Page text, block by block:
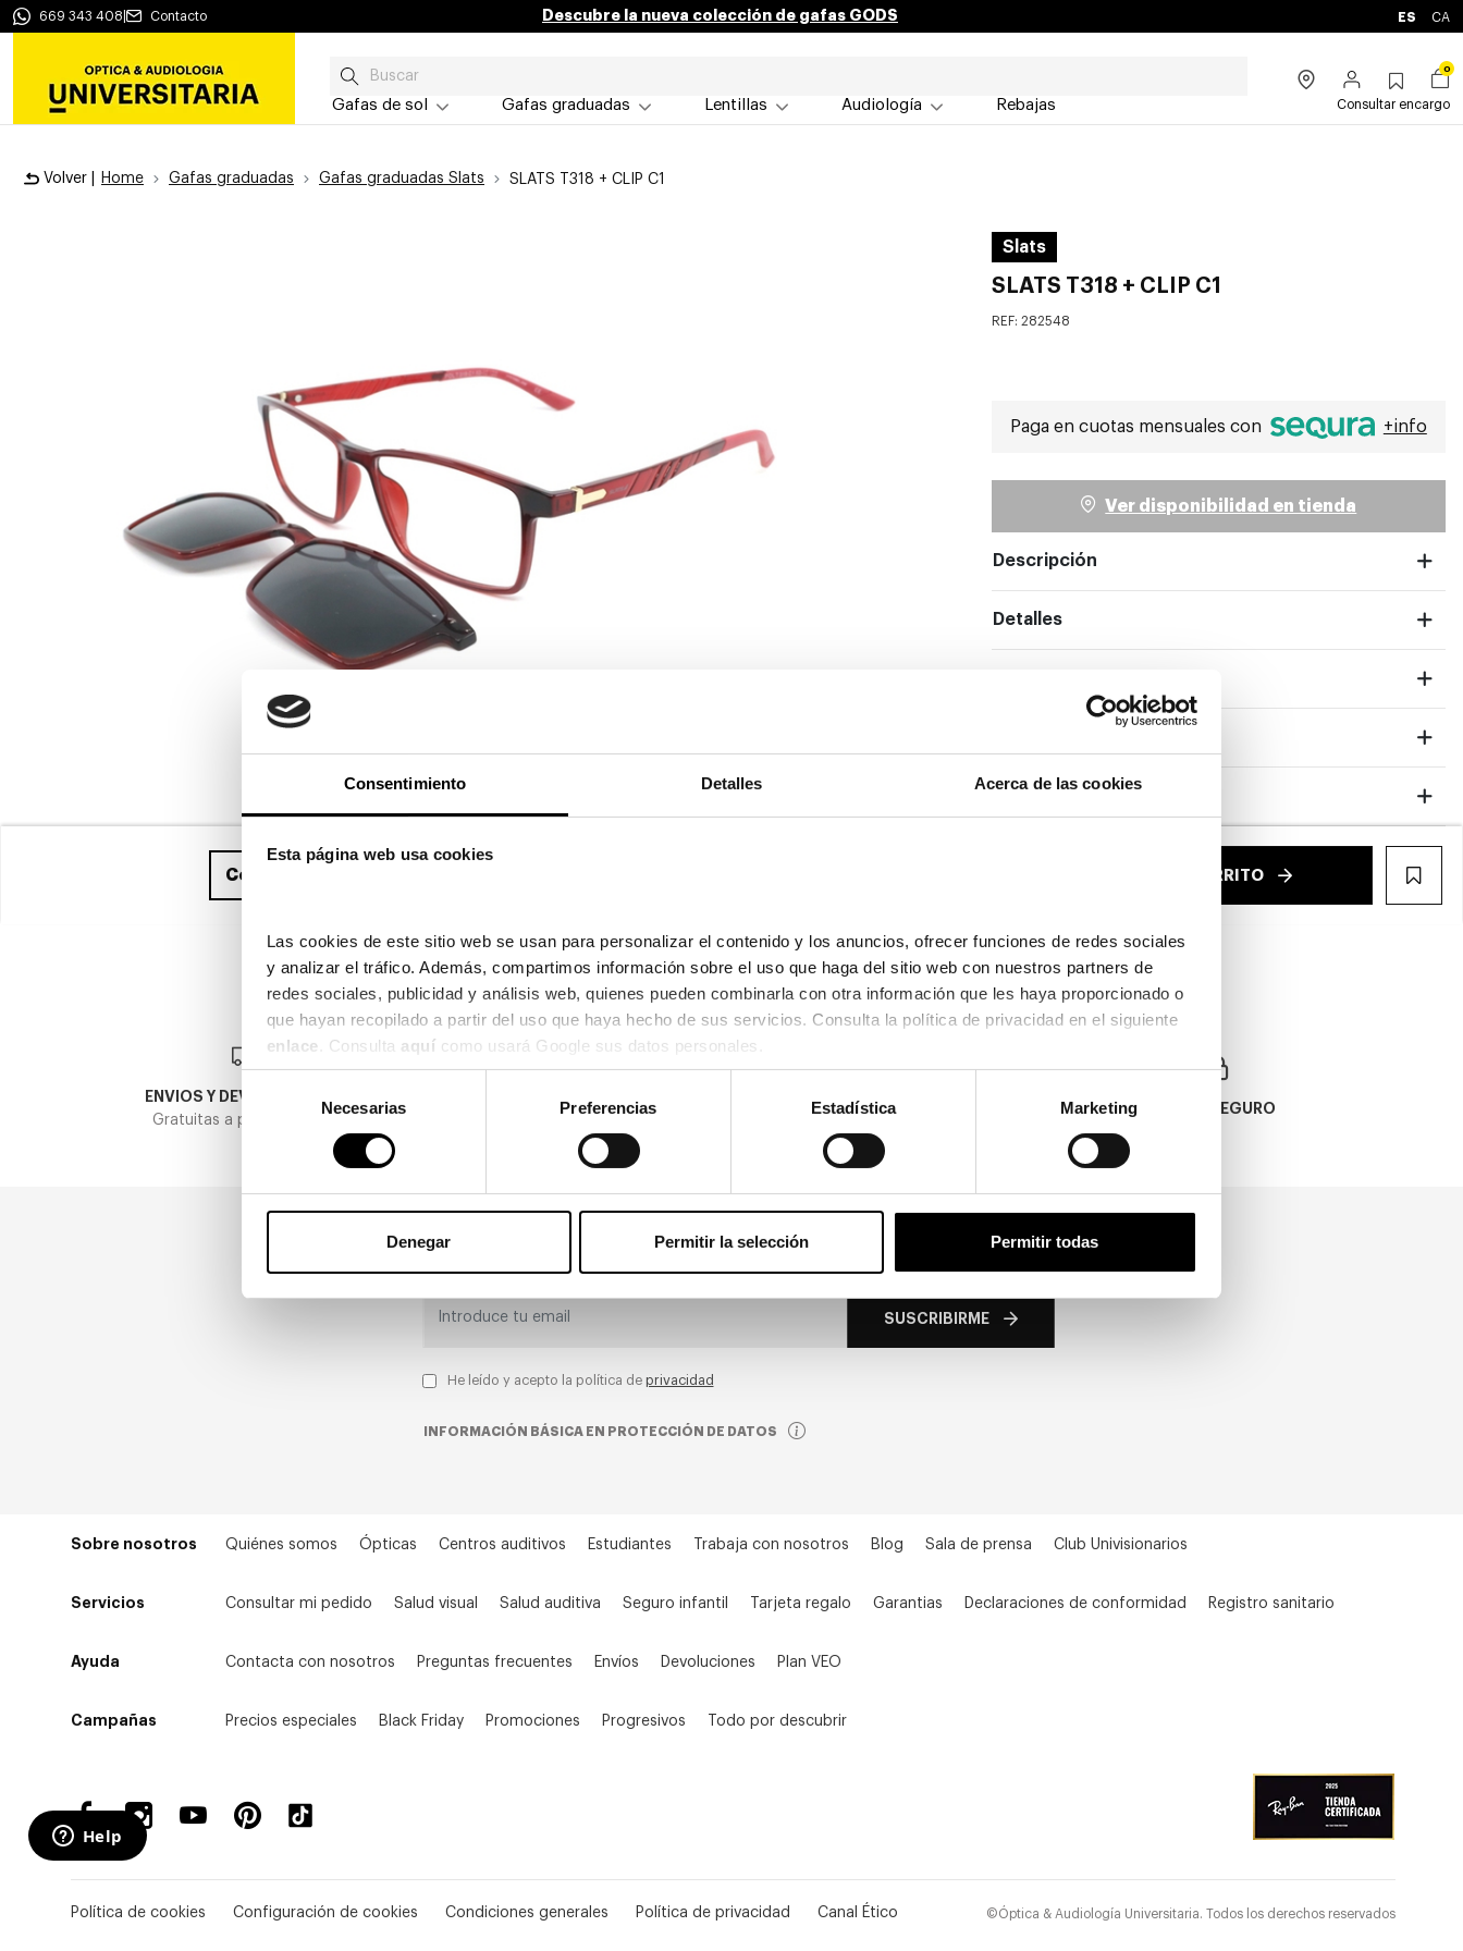
Consentimiento Detalles Acerca de las cookies
Esta página web usa cookies
Las cookies de este sitio web se usan para personalizar el contenido y los anuncios, ofrecer funciones de redes sociales
y analizar el tráfico. Además, compartimos información sobre el uso que haga del sitio web con nuestros partners de
redes sociales, publicidad y análisis web, quienes pueden combinarla con otra información que les haya proporcionado o
enlace . Consulta aquí como usará Google sus datos personales.
consentimiento
Necesarias Preferencias Estadística Marketing
Denegar Permitir la selección Permitir todas
669 343 408 Contacto Descubre la nueva colección de gafas GODS ES CA
Gafas de sol Gafas graduadas Lentillas Audiología Rebajas
0
Consultar encargo
Volver | Home Gafas graduadas Gafas graduadas Slats SLATS T318 + CLIP C1
Ver en pantalla completa
Slats
SLATS T318 + CLIP C1
REF: 282548
Paga en cuotas mensuales con +info
Ver disponibilidad en tienda
Descripción
Detalles
Compra ahora AÑADIR AL CARRITO
ENVIOS Y DEVOLUCIONES
Gratuitas a partir de 30€
PAGO SEGURO
SUSCRIBIRME
He leído y acepto la política de privacidad
INFORMACIÓN BÁSICA EN PROTECCIÓN DE DATOS
Sobre nosotros Quiénes somos Ópticas Centros auditivos Estudiantes Trabaja con nosotros Blog Sala de prensa Club Univisionarios
Servicios Consultar mi pedido Salud visual Salud auditiva Seguro infantil Tarjeta regalo Garantias Declaraciones de conformidad Registro sanitario
Ayuda Contacta con nosotros Preguntas frecuentes Envíos Devoluciones Plan VEO
Campañas Precios especiales Black Friday Promociones Progresivos Todo por descubrir
Política de cookies Configuración de cookies Condiciones generales Política de privacidad Canal Ético ©Óptica & Audiología Universitaria. Todos los derechos reservados